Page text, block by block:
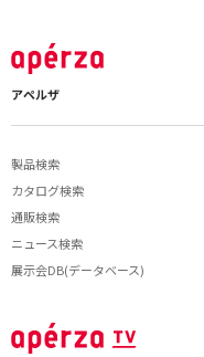
アペルザ
製品検索
カタログ検索
通販検索
ニュース検索
展示会DB(データベース)